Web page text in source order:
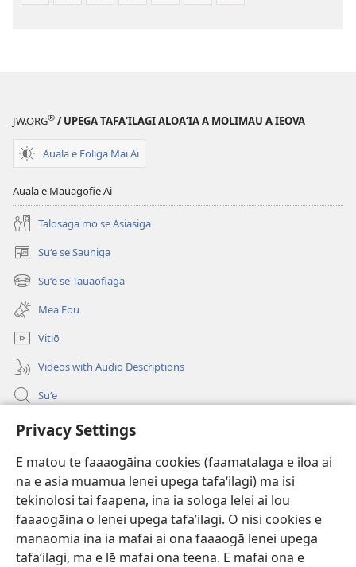
Privacy Settings
E matou te faaaogāina cookies (faamatalaga e iloa ai
na e asia muamua lenei upega tafaʻilagi) ma isi
tekinolosi tai faapena, ina ia sologa lelei ai lou
faaaogāina o lenei upega tafa’ilagi. O nisi cookies e
manaomia ina ia mafai ai ona faaaogā lenei upega
tafaʻilagi, ma e lē mafai ona teena. E mafai ona e
JW.ORG® / UPEGA TAFA‘ILAGI ALOA‘IA A MOLIMAU A IEOVA
Auala e Foliga Mai Ai
Auala e Mauagofie Ai
Talosaga mo se Asiasiga
Suʻe se Sauniga
(tatala
se
isi
polokalame)
Suʻe se Tauaofiaga
(tatala
se
isi
polokalame)
Mea Fou
Vitiō
Videos with Audio Descriptions
Suʻe
Faamatalaga mo Ofisa o le Malo
(tatala
se
polokalame)
Lomiga Faale-Tusi Paia I LE INITANETI™
(tatala
se